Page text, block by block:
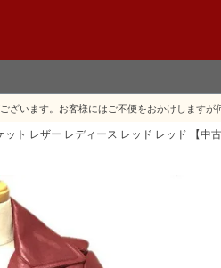
います。お客様にはご不便をおかけしますが
ト レザー レディース レッド レッド 【中古